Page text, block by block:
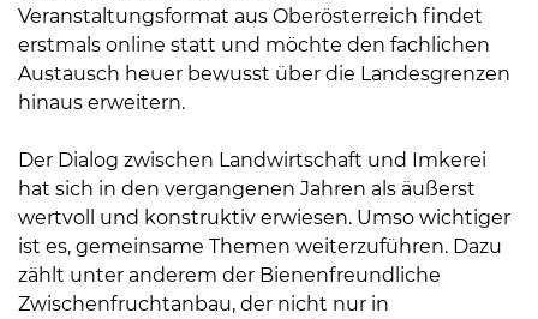
Veranstaltungsformat aus Oberösterreich findet
erstmals online statt und möchte den fachlichen
Austausch heuer bewusst über die Landesgrenzen
hinaus erweitern.
Der Dialog zwischen Landwirtschaft und Imkerei
hat sich in den vergangenen Jahren als äußerst
wertvoll und konstruktiv erwiesen. Umso wichtiger
ist es, gemeinsame Themen weiterzuführen. Dazu
zählt unter anderem der Bienenfreundliche
Zwischenfruchtanbau, der nicht nur in